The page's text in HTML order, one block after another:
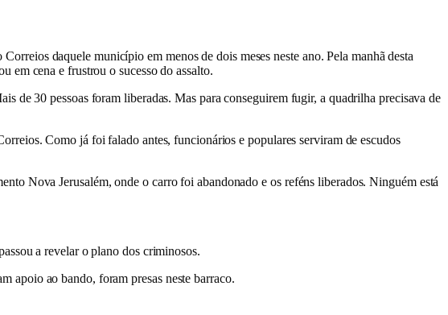
daquele município em menos de dois meses neste ano. Pela manhã desta
em cena e frustrou o sucesso do assalto.
de 30 pessoas foram liberadas. Mas para conseguirem fugir, a quadrilha precisava de
Como já foi falado antes, funcionários e populares serviram de escudos
Nova Jerusalém, onde o carro foi abandonado e os reféns liberados. Ninguém está
a revelar o plano dos criminosos.
apoio ao bando, foram presas neste barraco.